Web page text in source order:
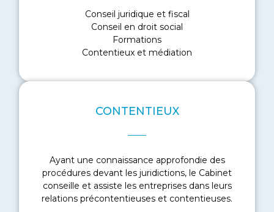
EN SAVOIR PLUS
Conseil juridique et fiscal
Conseil en droit social
Formations
Contentieux et médiation
EN SAVOIR PLUS
CONTENTIEUX
Ayant une connaissance approfondie des
procédures devant les juridictions, le Cabinet
conseille et assiste les entreprises dans leurs
relations précontentieuses et contentieuses.